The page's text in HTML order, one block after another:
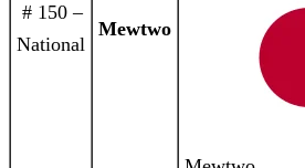
# 150 –
National
Mewtwo